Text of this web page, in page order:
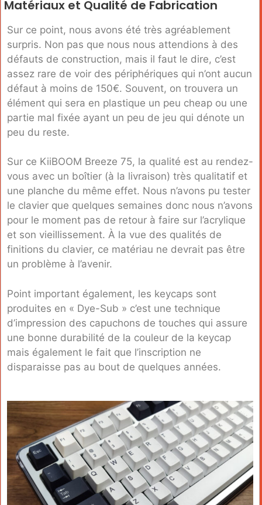
Matériaux et Qualité de Fabrication
Sur ce point, nous avons été très agréablement
surpris. Non pas que nous nous attendions à des
défauts de construction, mais il faut le dire, c’est
assez rare de voir des périphériques qui n’ont aucun
défaut à moins de 150€. Souvent, on trouvera un
élément qui sera en plastique un peu cheap ou une
partie mal fixée ayant un peu de jeu qui dénote un
peu du reste.
Sur ce KiiBOOM Breeze 75, la qualité est au rendez-
vous avec un boîtier (à la livraison) très qualitatif et
une planche du même effet. Nous n’avons pu tester
le clavier que quelques semaines donc nous n’avons
pour le moment pas de retour à faire sur l’acrylique
et son vieillissement. À la vue des qualités de
finitions du clavier, ce matériau ne devrait pas être
un problème à l’avenir.
Point important également, les keycaps sont
produites en « Dye-Sub » c’est une technique
d’impression des capuchons de touches qui assure
une bonne durabilité de la couleur de la keycap
mais également le fait que l’inscription ne
disparaisse pas au bout de quelques années.